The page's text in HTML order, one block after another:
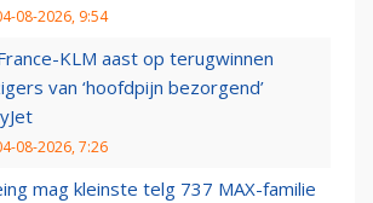
08-2026, 9:54
KLM aast op terugwinnen
van ‘hoofdpijn bezorgend’
08-2026, 7:26
mag kleinste telg 737 MAX-familie